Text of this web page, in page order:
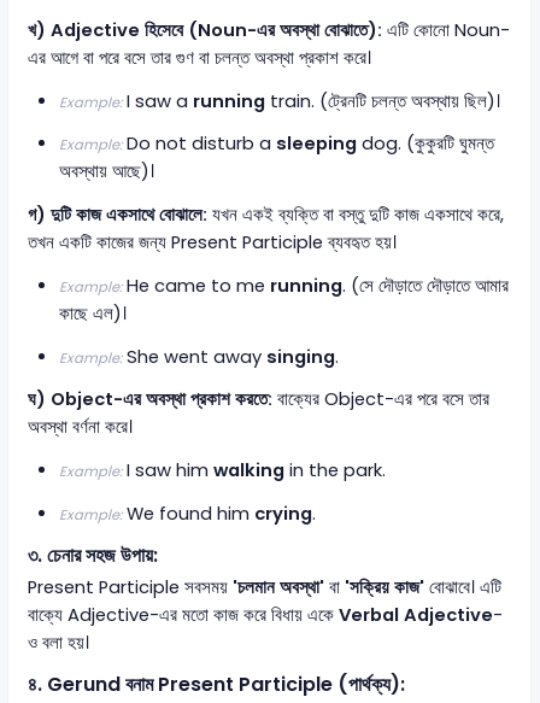
খ) Adjective হিসেবে (Noun-এর অবস্থা বোঝাতে): এটি কোনো Noun-
এর আগে বা পরে বসে তার গুণ বা চলন্ত অবস্থা প্রকাশ করে।
Example:I saw a runningtrain. (ট্রেনটি চলন্ত অবস্থায় ছিল)।
Example:Do not disturb a sleepingdog. (কুকুরটি ঘুমন্ত
অবস্থায় আছে)।
গ) দুটি কাজ একসাথে বোঝালে: যখন একই ব্যক্তি বা বস্তু দুটি কাজ একসাথে করে,
তখন একটি কাজের জন্য Present Participle ব্যবহৃত হয়।
Example:He came to me running. (সে দৌড়াতে দৌড়াতে আমার
কাছে এল)।
Example:She went away singing.
ঘ) Object-এর অবস্থা প্রকাশ করতে: বাক্যের Object-এর পরে বসে তার
অবস্থা বর্ণনা করে।
Example:I saw him walkingin the park.
Example:We found him crying.
৩. চেনার সহজ উপায়:
Present Participle সবসময় 'চলমান অবস্থা' বা 'সক্রিয় কাজ' বোঝাবে। এটি
বাক্যে Adjective-এর মতো কাজ করে বিধায় একেVerbal Adjective-
ও বলা হয়।
৪. Gerund বনাম Present Participle (পার্থক্য):